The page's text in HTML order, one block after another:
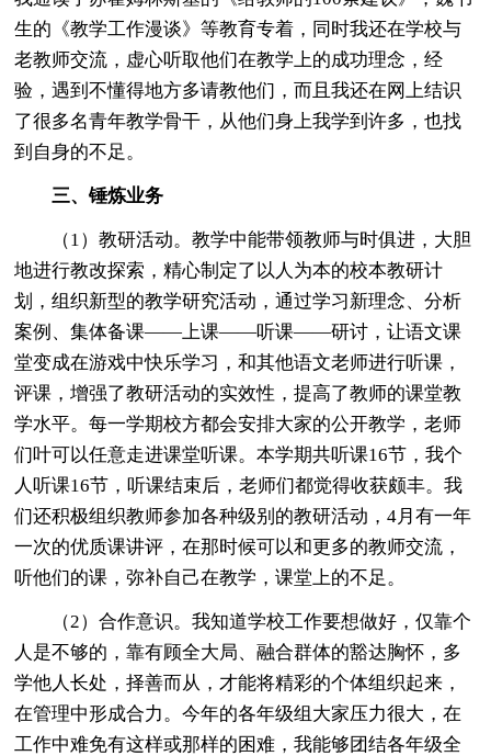
生的《教学工作漫谈》等教育专着，同时我还在学校与
老教师交流，虚心听取他们在教学上的成功理念，经
验，遇到不懂得地方多请教他们，而且我还在网上结识
了很多名青年教学骨干，从他们身上我学到许多，也找
到自身的不足。
三、锤炼业务
（1）教研活动。教学中能带领教师与时俱进，大胆
地进行教改探索，精心制定了以人为本的校本教研计
划，组织新型的教学研究活动，通过学习新理念、分析
案例、集体备课——上课——听课——研讨，让语文课
堂变成在游戏中快乐学习，和其他语文老师进行听课，
评课，增强了教研活动的实效性，提高了教师的课堂教
学水平。每一学期校方都会安排大家的公开教学，老师
们叶可以任意走进课堂听课。本学期共听课16节，我个
人听课16节，听课结束后，老师们都觉得收获颇丰。我
们还积极组织教师参加各种级别的教研活动，4月有一年
一次的优质课讲评，在那时候可以和更多的教师交流，
听他们的课，弥补自己在教学，课堂上的不足。
（2）合作意识。我知道学校工作要想做好，仅靠个
人是不够的，靠有顾全大局、融合群体的豁达胸怀，多
学他人长处，择善而从，才能将精彩的个体组织起来，
在管理中形成合力。今年的各年级组大家压力很大，在
工作中难免有这样或那样的困难，我能够团结各年级全